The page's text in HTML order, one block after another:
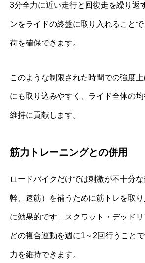
3分全力に近い走行と回復走を繰り返
ンをライドの終盤に取り入れること
荷を確保できます。
このような制限された時間での強度
にも取り込みやすく、ライド全体の
維持に貢献します。
筋力トレーニングとの併用
ロードバイクだけでは刺激が不十分
幹、速筋）を補うために筋トレを取
に効果的です。スクワット・デッド
どの複合運動を週に1～2回行うこと
力を維持できます。